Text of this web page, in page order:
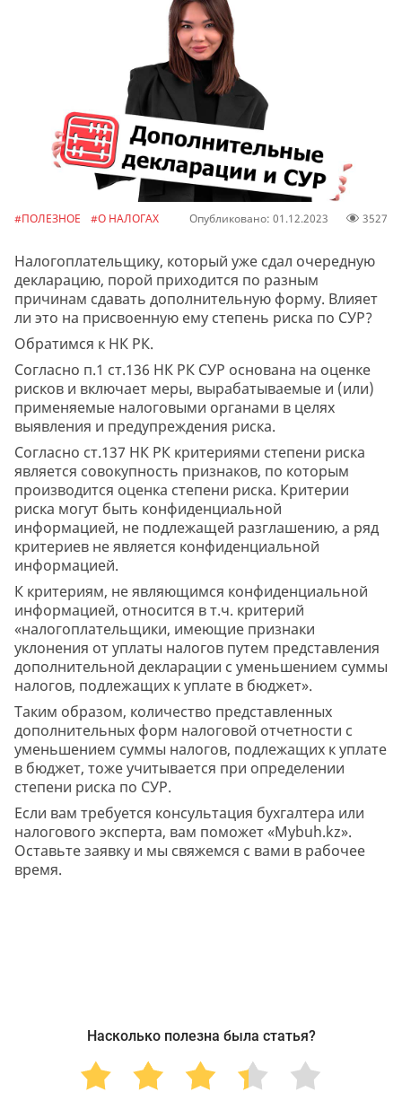
#ПОЛЕЗНОЕ #О НАЛОГАХ Опубликовано: 01.12.2023 3527
Налогоплательщику, который уже сдал очередную
декларацию, порой приходится по разным
причинам сдавать дополнительную форму. Влияет
ли это на присвоенную ему степень риска по СУР?
Обратимся к НК РК.
Согласно п.1 ст.136 НК РК СУР основана на оценке
рисков и включает меры, вырабатываемые и (или)
применяемые налоговыми органами в целях
выявления и предупреждения риска.
Согласно ст.137 НК РК критериями степени риска
является совокупность признаков, по которым
производится оценка степени риска. Критерии
риска могут быть конфиденциальной
информацией, не подлежащей разглашению, а ряд
критериев не является конфиденциальной
информацией.
К критериям, не являющимся конфиденциальной
информацией, относится в т.ч. критерий
«налогоплательщики, имеющие признаки
уклонения от уплаты налогов путем представления
дополнительной декларации с уменьшением суммы
налогов, подлежащих к уплате в бюджет».
Таким образом, количество представленных
дополнительных форм налоговой отчетности с
уменьшением суммы налогов, подлежащих к уплате
в бюджет, тоже учитывается при определении
степени риска по СУР.
Если вам требуется консультация бухгалтера или
налогового эксперта, вам поможет «Mybuh.kz».
Оставьте заявку и мы свяжемся с вами в рабочее
время.
Насколько полезна была статья?